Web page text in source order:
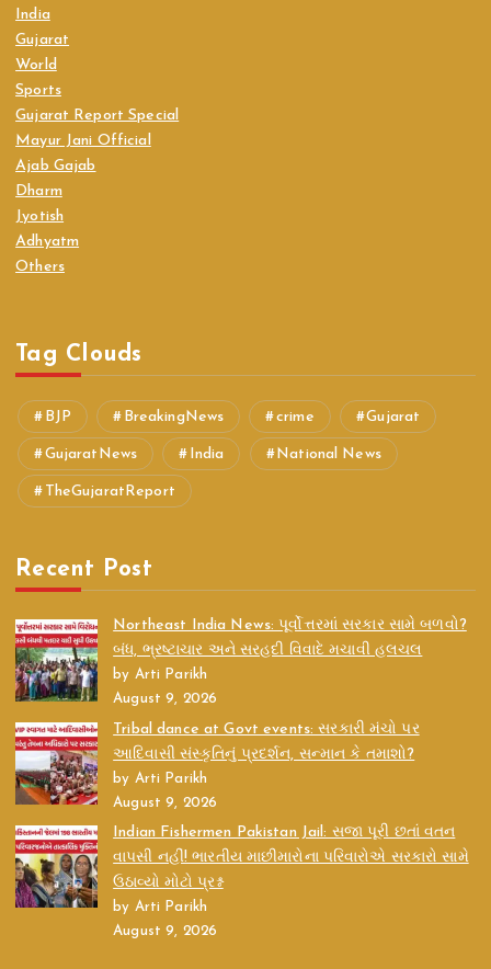
India
Gujarat
World
Sports
Gujarat Report Special
Mayur Jani Official
Ajab Gajab
Dharm
Jyotish
Adhyatm
Others
Tag Clouds
BJP BreakingNews crime Gujarat
GujaratNews India National News
TheGujaratReport
Recent Post
Northeast India News: પૂર્વોત્તરમાં સરકાર સામે બળવો?
બંધ, ભ્રષ્ટાચાર અને સરહદી વિવાદે મચાવી હલચલ
by Arti Parikh
August 9, 2026
Tribal dance at Govt events: સરકારી મંચો પર
આદિવાસી સંસ્કૃતિનું પ્રદર્શન, સન્માન કે તમાશો?
by Arti Parikh
August 9, 2026
Indian Fishermen Pakistan Jail: સજા પૂરી છતાં વતન
વાપસી નહીં! ભારતીય માછીમારોના પરિવારોએ સરકારો સામે
ઉઠાવ્યો મોટો પ્રશ્ન
by Arti Parikh
August 9, 2026